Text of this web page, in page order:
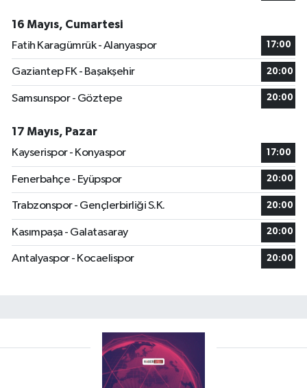
16 Mayıs, Cumartesi
Fatih Karagümrük - Alanyaspor
17:00
Gaziantep FK - Başakşehir 20:00
Samsunspor - Göztepe 20:00
17 Mayıs, Pazar
Kayserispor - Konyaspor
17:00
Fenerbahçe - Eyüpspor 20:00
Trabzonspor - Gençlerbirliği S.K. 20:00
Kasımpaşa - Galatasaray 20:00
Antalyaspor - Kocaelispor 20:00